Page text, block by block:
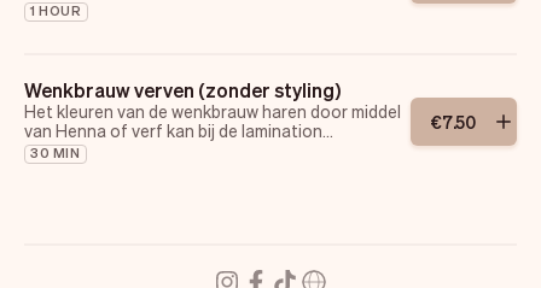
1 HOUR
Wenkbrauw verven (zonder styling)
Het kleuren van de wenkbrauw haren door middel
van Henna of verf kan bij de lamination
toegevoegd worden.
De behandeling is zonder mapping en verschild
30 MIN
€7.50